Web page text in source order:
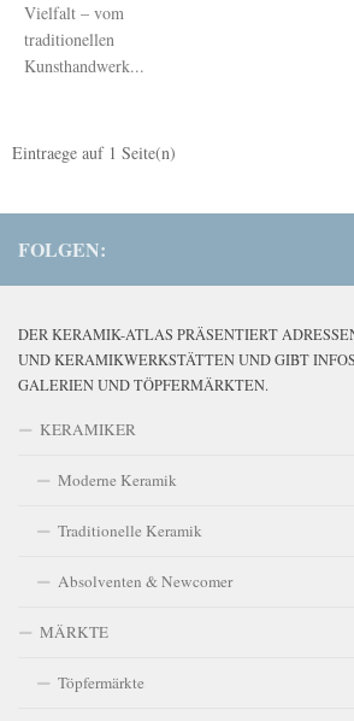
Vielfalt – vom
traditionellen
Kunsthandwerk...
Eintraege auf 1 Seite(n)
FOLGEN:
DER KERAMIK-ATLAS PRÄSENTIERT
UND KERAMIKWERKSTÄTTEN UND GIBT
GALERIEN UND TÖPFERMÄRKTEN.
KERAMIKER
Moderne Keramik
Traditionelle Keramik
Absolventen & Newcomer
MÄRKTE
Töpfermärkte